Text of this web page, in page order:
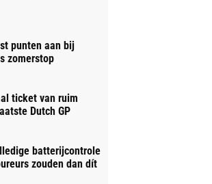
punten aan bij
zomerstop
ticket van ruim
Dutch GP
batterijcontrole
zouden dan dít